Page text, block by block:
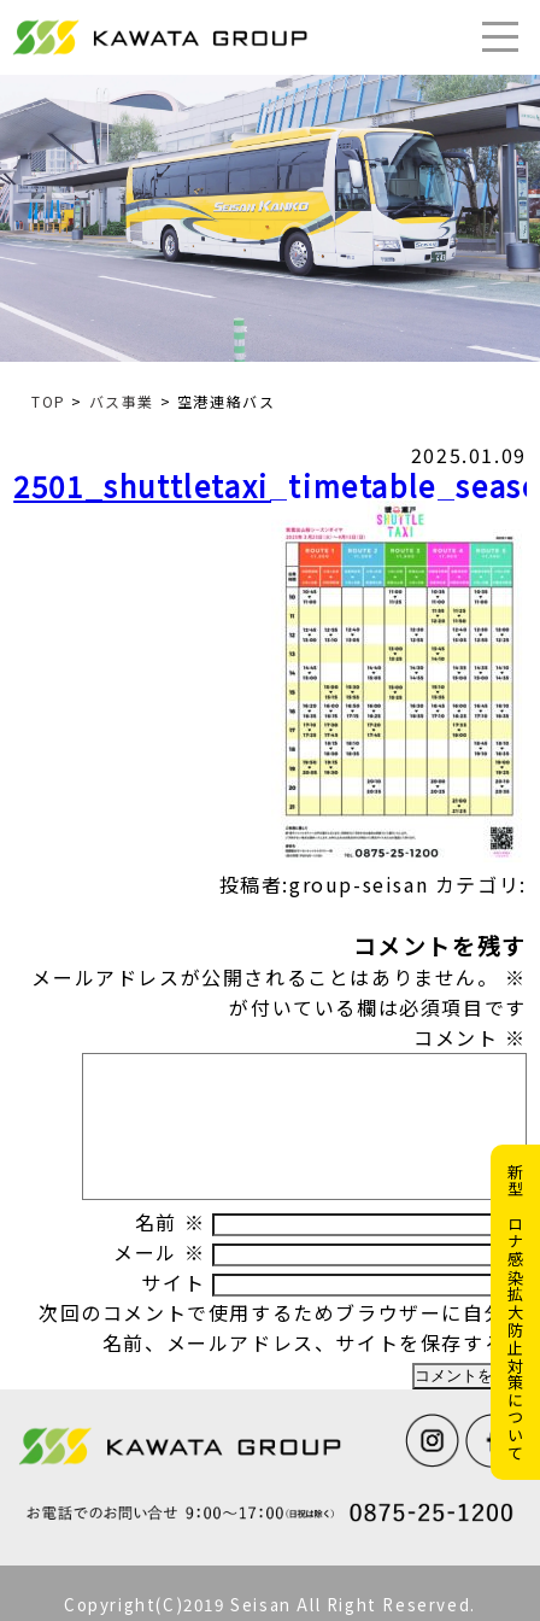
新型コロナ感染拡大防止対策について
TOP > バス事業 > 空港連絡バス
2025.01.09
投稿者:group-seisan カテゴリ:
コメントを残す
メールアドレスが公開されることはありません。
※
が付いている欄は必須項目です
コメント ※
名前 ※
メール ※
サイト
次回のコメントで使用するためブラウザーに自分の
名前、メールアドレス、サイトを保存する。
Copyright(C)2019 Seisan All Right Reserved.